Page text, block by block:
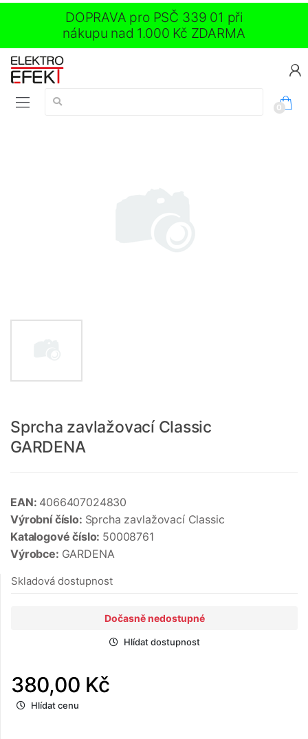
DOPRAVA pro PSČ 339 01 při
nákupu nad 1.000 Kč ZDARMA
Vyhledávání:
0
Sprcha zavlažovací Classic
GARDENA
EAN: 4066407024830
Výrobní číslo: Sprcha zavlažovací Classic
Katalogové číslo: 50008761
Výrobce: GARDENA
Skladová dostupnost
Dočasně nedostupné
Hlídat dostupnost
380,00 Kč
Hlídat cenu